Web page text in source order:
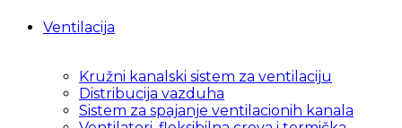
Ventilacija
Kružni kanalski sistem za ventilaciju
Distribucija vazduha
Sistem za spajanje ventilacionih kanala